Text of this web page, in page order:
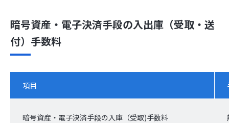
暗号資産・電子決済手段の入出庫（受取・送
付）手数料
項目
暗号資産・電子決済手段の入庫（受取)手数料